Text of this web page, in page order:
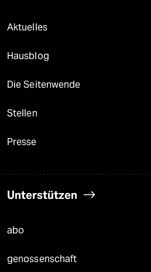
Aktuelles
Hausblog
Die Seitenwende
Stellen
Presse
Unterstützen
abo
genossenschaft